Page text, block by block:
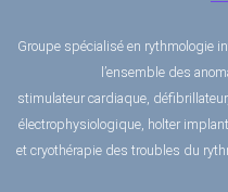
Groupe spécialisé en rythmologie
l’ensemble des
stimulateur cardiaque,
électrophysiologique, holter
et cryothérapie des troubles du